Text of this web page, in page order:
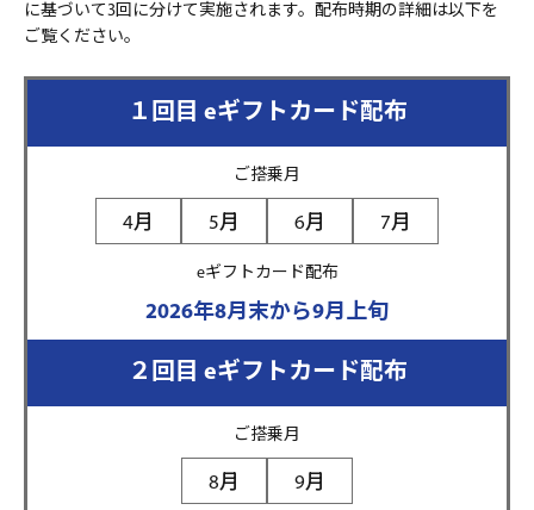
に基づいて3回に分けて実施されます。配布時期の詳細は以下を
ご覧ください。
１回目 eギフトカード配布
ご搭乗月
4月 5月 6月 7月
eギフトカード配布
2026年8月末から9月上旬
２回目 eギフトカード配布
ご搭乗月
8月 9月